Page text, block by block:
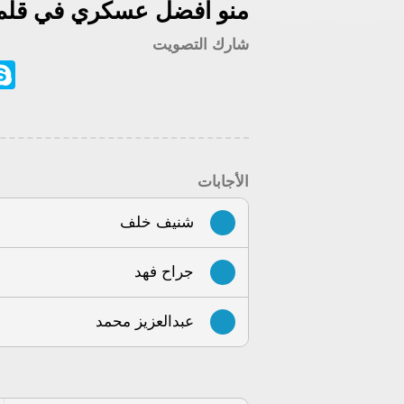
منو افضل عسكري في
شارك التصويت
الأجابات
شنيف خلف
جراح فهد
عبدالعزيز محمد